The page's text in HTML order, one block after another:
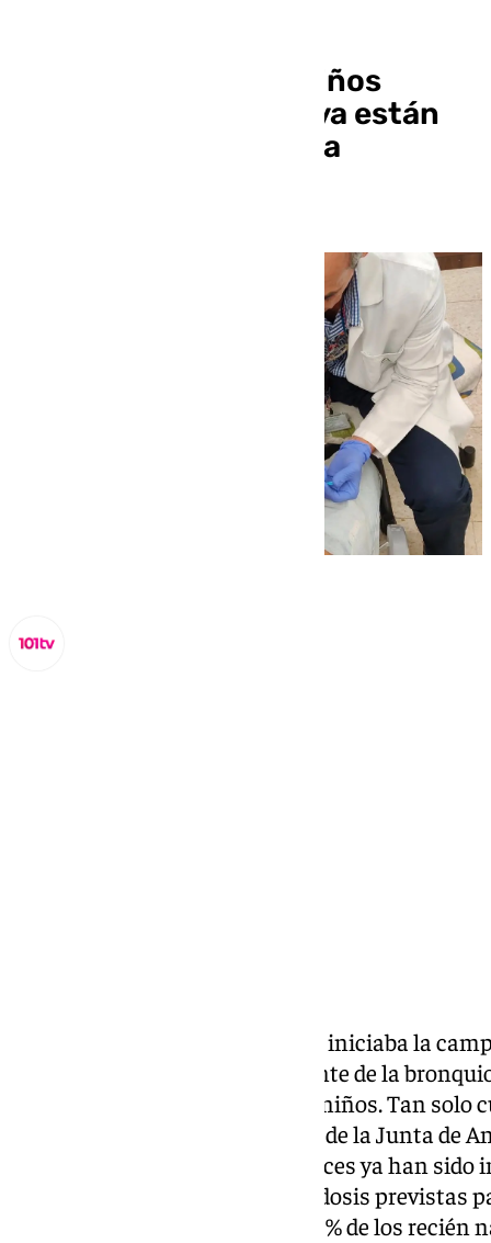
Casi la mitad de los niños
lactantes de Málaga ya están
inmunizados contra la
A comienzos de esta semana se iniciaba la
Sincitial (VRS), principal causante de la
enfermedades respiratorias en niños. Tan solo
de la Junta de
total de 11.682 lactantes andaluces ya han
lo que supone que el 16% de las dosis
administradas y que más del 40% de los recién